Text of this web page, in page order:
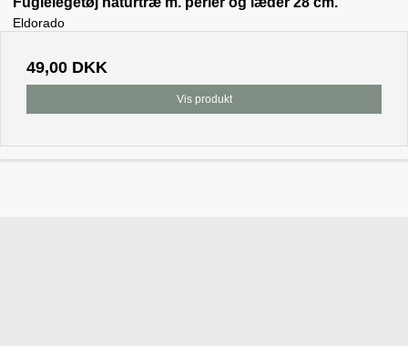
Eldorado
49,00 DKK
Vis produkt